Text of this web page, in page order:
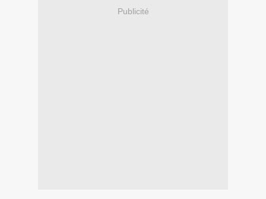
Publicité